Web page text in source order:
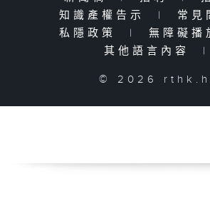
知識產權告示
| 常見
私隱政策
| 無障礙播
其他語言內容
|
© 2026